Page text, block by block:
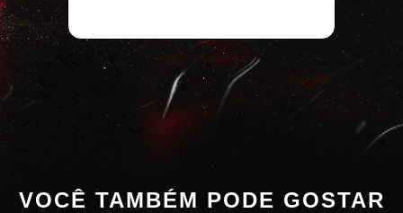
VOCÊ TAMBÉM PODE GOSTAR